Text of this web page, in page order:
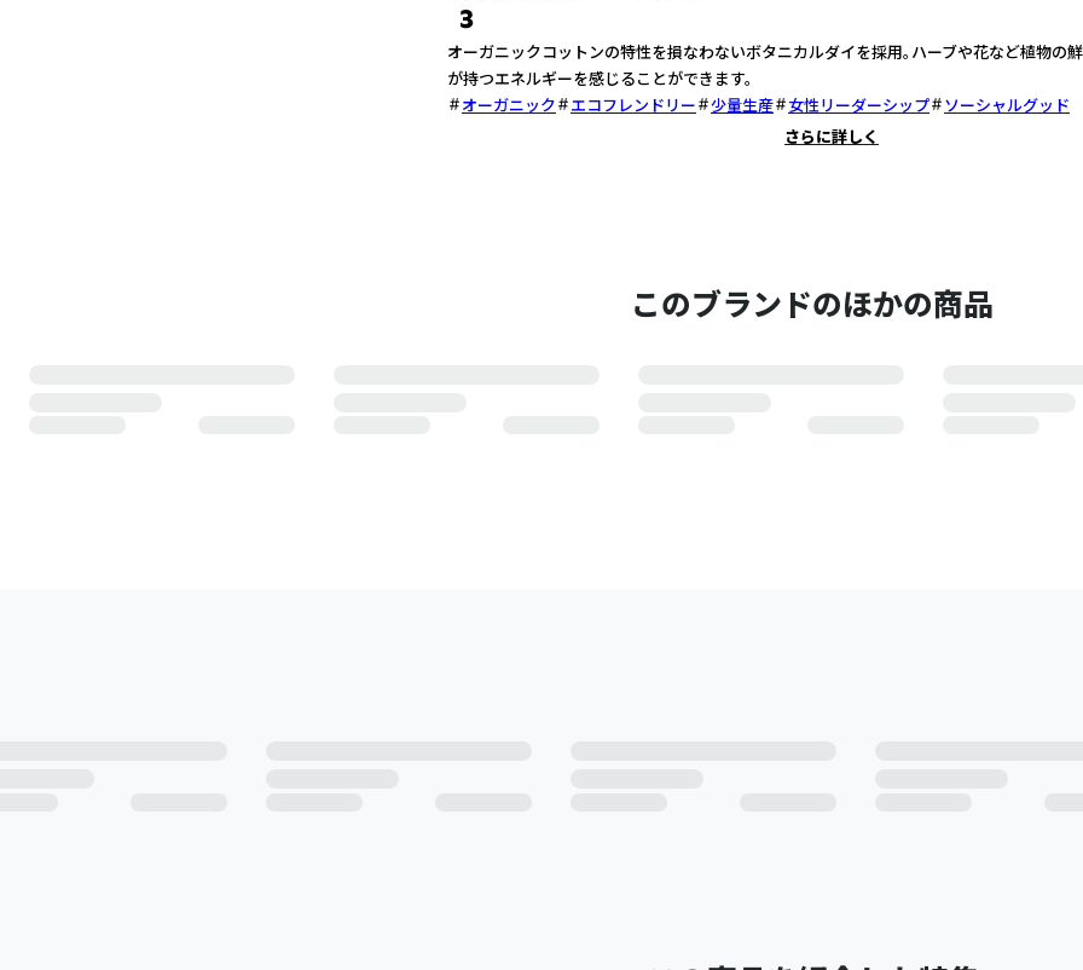
3
オーガニックコットンの特性を損なわないボタニカルダイを採用。ハーブや花など植物の
が持つエネルギーを感じることができます。
オーガニック
エコフレンドリー 少量生産 女性リーダーシップ
ソーシャルグッド
さらに詳しく
このブランドのほかの商品